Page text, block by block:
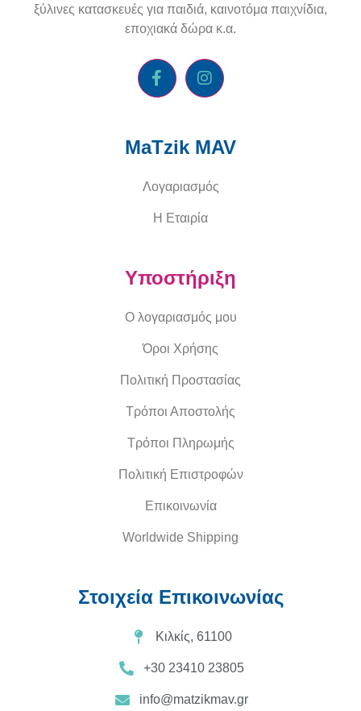
ξύλινες κατασκευές για παιδιά, καινοτόμα παιχνίδια,
εποχιακά δώρα κ.α.
MaTzik MAV
Λογαριασμός
Η Εταιρία
Υποστήριξη
Ο λογαριασμός μου
Όροι Χρήσης
Πολιτική Προστασίας
Τρόποι Αποστολής
Τρόποι Πληρωμής
Πολιτική Επιστροφών
Επικοινωνία
Worldwide Shipping
Στοιχεία Επικοινωνίας
Κιλκίς, 61100
+30 23410 23805
info@matzikmav.gr